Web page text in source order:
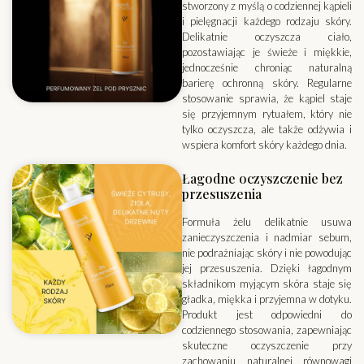
stworzony z myślą o codziennej kąpieli
i pielęgnacji każdego rodzaju skóry.
Delikatnie oczyszcza ciało,
pozostawiając je świeże i miękkie,
jednocześnie chroniąc naturalną
barierę ochronną skóry. Regularne
stosowanie sprawia, że kąpiel staje
się przyjemnym rytuałem, który nie
tylko oczyszcza, ale także odżywia i
wspiera komfort skóry każdego dnia.
Łagodne oczyszczenie bez
przesuszenia
Formuła żelu delikatnie usuwa
zanieczyszczenia i nadmiar sebum,
nie podrażniając skóry i nie powodując
jej przesuszenia. Dzięki łagodnym
składnikom myjącym skóra staje się
gładka, miękka i przyjemna w dotyku.
Produkt jest odpowiedni do
codziennego stosowania, zapewniając
skuteczne oczyszczenie przy
zachowaniu naturalnej równowagi